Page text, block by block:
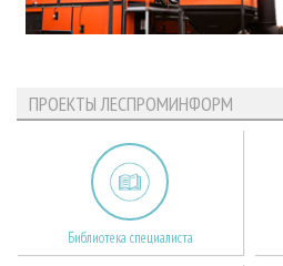
ПРОЕКТЫ ЛЕСПРОМИНФОРМ
Библиотека специалиста